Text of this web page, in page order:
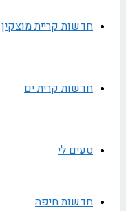
חדשות קריית מוצקין
חדשות קרית ים
טעים לי
חדשות חיפה